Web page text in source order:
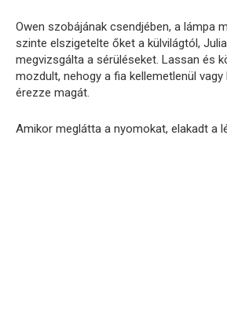
Owen szobájának csendjében, a lámpa
szinte elszigetelte őket a külvilágtól,
megvizsgálta a sérüléseket. Lassan és
mozdult, nehogy a fia kellemetlenül
érezze magát.
Amikor meglátta a nyomokat, elakadt a